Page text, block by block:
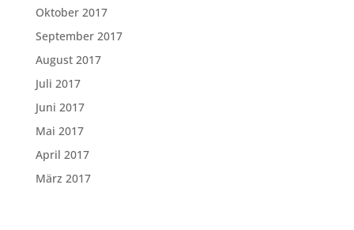
Oktober 2017
September 2017
August 2017
Juli 2017
Juni 2017
Mai 2017
April 2017
März 2017